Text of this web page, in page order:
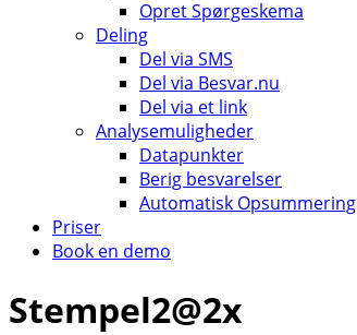
Opret Spørgeskema
Deling
Del via SMS
Del via Besvar.nu
Del via et link
Analysemuligheder
Datapunkter
Berig besvarelser
Automatisk Opsummering
Priser
Book en demo
Stempel2@2x